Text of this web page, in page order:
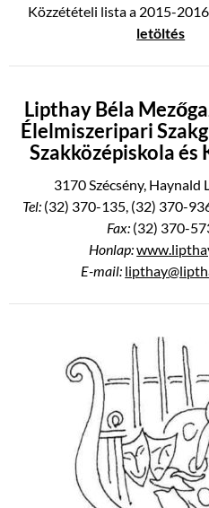
Közzétételi lista a 2015-
letöltés
Lipthay Béla
Élelmiszeripari
Szakközépiskola és
3170 Szécsény, Haynald
Tel:(32) 370-135, (32) 370-
Fax: (32) 370-
Honlap:
E-mail: